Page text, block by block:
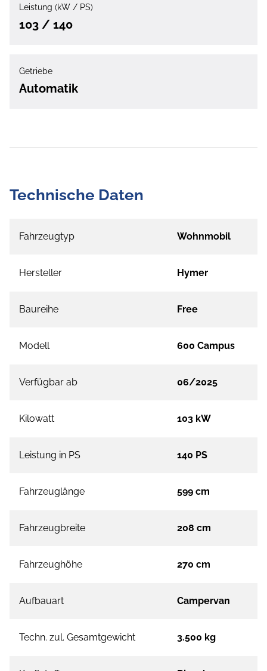
Leistung (kW / PS)
103 / 140
Getriebe
Automatik
Technische Daten
Fahrzeugtyp Wohnmobil
Hersteller Hymer
Baureihe Free
Modell 600 Campus
Verfügbar ab 06/2025
Kilowatt 103 kW
Leistung in PS 140 PS
Fahrzeuglänge 599 cm
Fahrzeugbreite 208 cm
Fahrzeughöhe 270 cm
Aufbauart Campervan
Techn. zul. Gesamtgewicht 3.500 kg